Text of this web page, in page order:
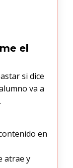
el
si dice
va a
en
atrae y